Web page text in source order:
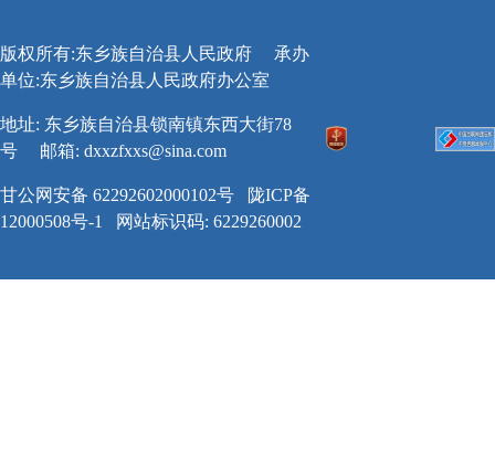
版权所有:东乡族自治县人民政府
承办
单位:东乡族自治县人民政府办公室
地址: 东乡族自治县锁南镇东西大街78
号
邮箱: dxxzfxxs@sina.com
甘公网安备 62292602000102号
陇ICP备
12000508号-1
网站标识码: 6229260002